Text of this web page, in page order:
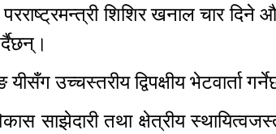
परराष्ट्रमन्त्री शिशिर खनाल चार दिने
उच्चस्तरीय द्विपक्षीय भेटवार्ता
साझेदारी तथा क्षेत्रीय